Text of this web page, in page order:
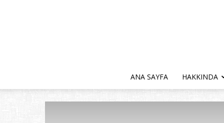
ANA SAYFA HAKKINDA